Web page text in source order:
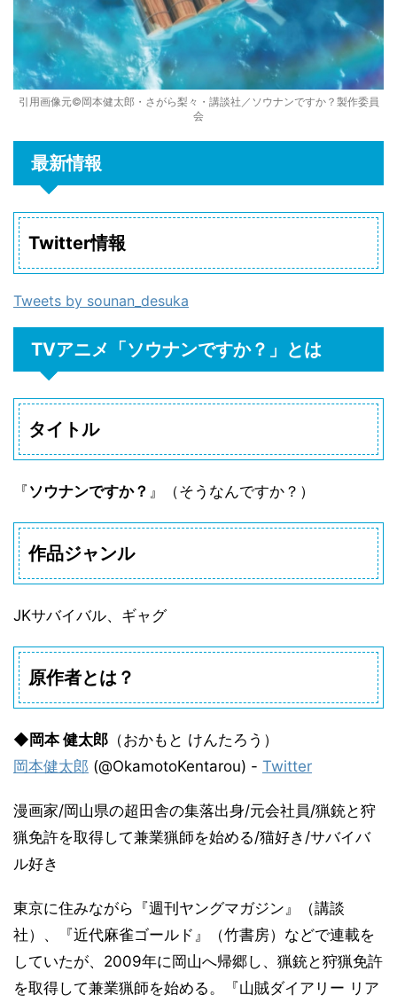
引用画像元©岡本健太郎・さがら梨々・講談社／ソウナンですか？製作委員
会
最新情報
Twitter情報
Tweets by sounan_desuka
TVアニメ「ソウナンですか？」とは
タイトル
『ソウナンですか？ 』（そうなんですか？）
作品ジャンル
JKサバイバル、ギャグ
原作者とは？
◆ 岡本 健太郎 （おかもと けんたろう）
岡本健太郎 (@OkamotoKentarou) - Twitter
漫画家/岡山県の超田舎の集落出身/元会社員/猟銃と狩
猟免許を取得して兼業猟師を始める/猫好き/サバイバ
ル好き
東京に住みながら『週刊ヤングマガジン』（講談
社）、『近代麻雀ゴールド』（竹書房）などで連載を
していたが、2009年に岡山へ帰郷し、猟銃と狩猟免許
を取得して兼業猟師を始める。『山賊ダイアリー リア